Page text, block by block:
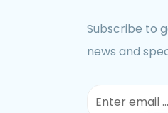
Subscribe to
news and